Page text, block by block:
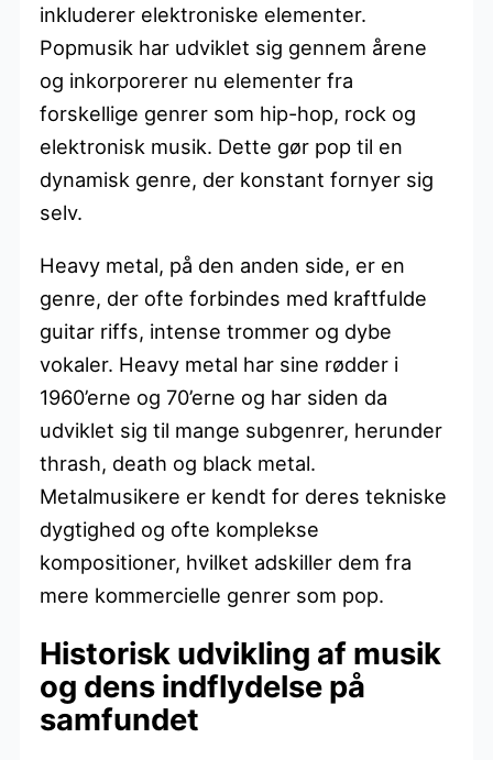
inkluderer elektroniske elementer.
Popmusik har udviklet sig gennem årene
og inkorporerer nu elementer fra
forskellige genrer som hip-hop, rock og
elektronisk musik. Dette gør pop til en
dynamisk genre, der konstant fornyer sig
selv.
Heavy metal, på den anden side, er en
genre, der ofte forbindes med kraftfulde
guitar riffs, intense trommer og dybe
vokaler. Heavy metal har sine rødder i
1960’erne og 70’erne og har siden da
udviklet sig til mange subgenrer, herunder
thrash, death og black metal.
Metalmusikere er kendt for deres tekniske
dygtighed og ofte komplekse
kompositioner, hvilket adskiller dem fra
mere kommercielle genrer som pop.
Historisk udvikling af musik
og dens indflydelse på
samfundet